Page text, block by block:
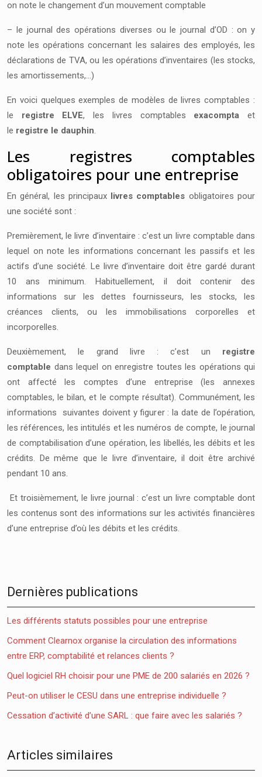
on note le changement d’un mouvement comptable
– le journal des opérations diverses ou le journal d’OD : on y
note les opérations concernant les salaires des employés, les
déclarations de TVA, ou les opérations d’inventaires (les stocks,
les amortissements,…)
En voici quelques exemples de modèles de livres comptables :
le registre ELVE, les livres comptables exacompta et
le registre le dauphin.
Les registres comptables
obligatoires pour une entreprise
En général, les principaux livres comptables obligatoires pour
une société sont :
Premièrement, le livre d’inventaire : c’est un livre comptable dans
lequel on note les informations concernant les passifs et les
actifs d’une société. Le livre d’inventaire doit être gardé durant
10 ans minimum. Habituellement, il doit contenir des
informations sur les dettes fournisseurs, les stocks, les
créances clients, ou les immobilisations corporelles et
incorporelles.
Deuxièmement, le grand livre : c’est un registre
comptable dans lequel on enregistre toutes les opérations qui
ont affecté les comptes d’une entreprise (les annexes
comptables, le bilan, et le compte résultat). Communément, les
informations suivantes doivent y figurer : la date de l’opération,
les références, les intitulés et les numéros de compte, le journal
de comptabilisation d’une opération, les libellés, les débits et les
crédits. De même que le livre d’inventaire, il doit être archivé
pendant 10 ans.
Et troisièmement, le livre journal : c’est un livre comptable dont
les contenus sont des informations sur les activités financières
d’une entreprise d’où les débits et les crédits.
Dernières publications
Les différents statuts possibles pour une entreprise
Comment Clearnox organise la circulation des informations
entre ERP, comptabilité et relances clients ?
Quel logiciel RH choisir pour une PME de 200 salariés en 2026 ?
Peut-on utiliser le CESU dans une entreprise individuelle ?
Cessation d’activité d’une SARL : que faire avec les salariés ?
Articles similaires